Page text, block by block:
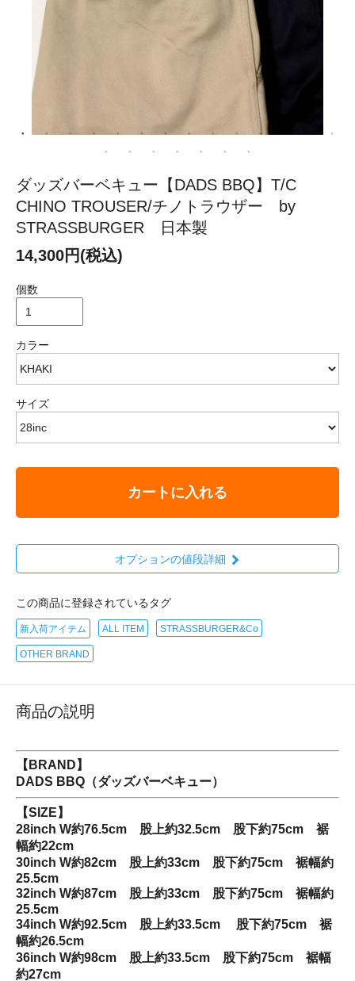
ダッズバーベキュー【DADS BBQ】T/C
CHINO TROUSER/チノトラウザー by
STRASSBURGER 日本製
14,300円(税込)
個数
カラー
サイズ
カートに入れる
オプションの値段詳細
この商品に登録されているタグ
新入荷アイテム ALL ITEM STRASSBURGER&Co
OTHER BRAND
商品の説明
【BRAND】
DADS BBQ（ダッズバーベキュー）
【SIZE】
28inch W約76.5cm 股上約32.5cm 股下約75cm 裾
幅約22cm
30inch W約82cm 股上約33cm 股下約75cm 裾幅約
25.5cm
32inch W約87cm 股上約33cm 股下約75cm 裾幅約
25.5cm
34inch W約92.5cm 股上約33.5cm 股下約75cm 裾
幅約26.5cm
36inch W約98cm 股上約33.5cm 股下約75cm 裾幅
約27cm